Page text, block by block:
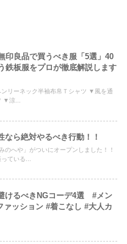
印良品で買うべき服「5選」40
鉄板服をプロが徹底解説します
リーネック半袖布帛Ｔシャツ ▼風を通
▼涼...
なら絶対やるべき行動！！
のへや」がついにオープンしました！！
ている...
けるべきNGコーデ4選 #メン
ァッション #着こなし #大人カ